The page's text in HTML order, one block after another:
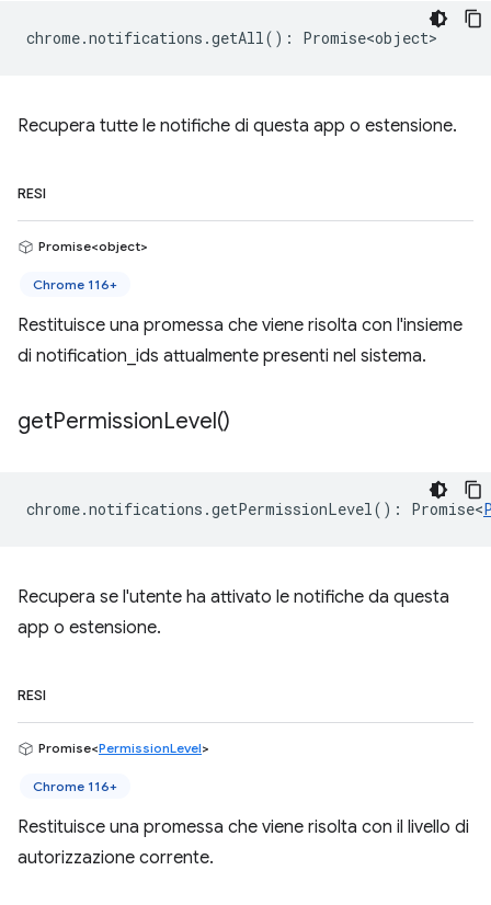
chrome.notifications .getAll() : Promise<object>
Recupera tutte le notifiche di questa app o estensione.
RESI
Promise<object>
Chrome 116+
Restituisce una promessa che viene risolta con l'insieme
di notification_ids attualmente presenti nel sistema.
getPermissionLevel()
chrome.notifications .getPermissionLevel() : Promise<
Recupera se l'utente ha attivato le notifiche da questa
app o estensione.
RESI
Promise<PermissionLevel>
Chrome 116+
Restituisce una promessa che viene risolta con il livello di
autorizzazione corrente.